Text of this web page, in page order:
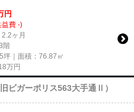
円
益費 -)
ヶ月
階
坪｜面積：76.87㎡
万円
ビガーポリス563大手通Ⅱ）